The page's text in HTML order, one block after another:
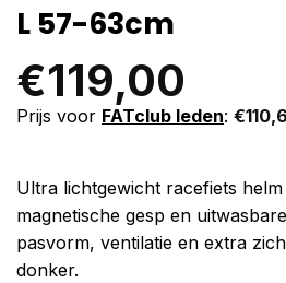
L 57-63cm
€119,00
Prijs voor FATclub leden: €
Ultra lichtgewicht racefiets
magnetische gesp en
pasvorm, ventilatie en extra
donker.